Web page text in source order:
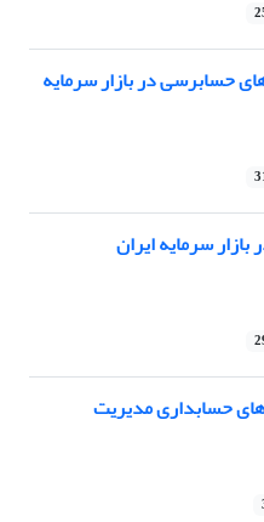
حسابرسی در بازار سرمایه
سرمایه ایران
حسابداری مدیریت